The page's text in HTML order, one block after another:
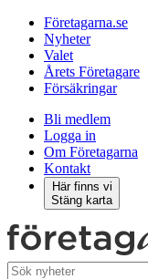
Företagarna.se
Nyheter
Valet
Årets Företagare
Försäkringar
Bli medlem
Logga in
Om Företagarna
Kontakt
Här finns vi
Stäng karta